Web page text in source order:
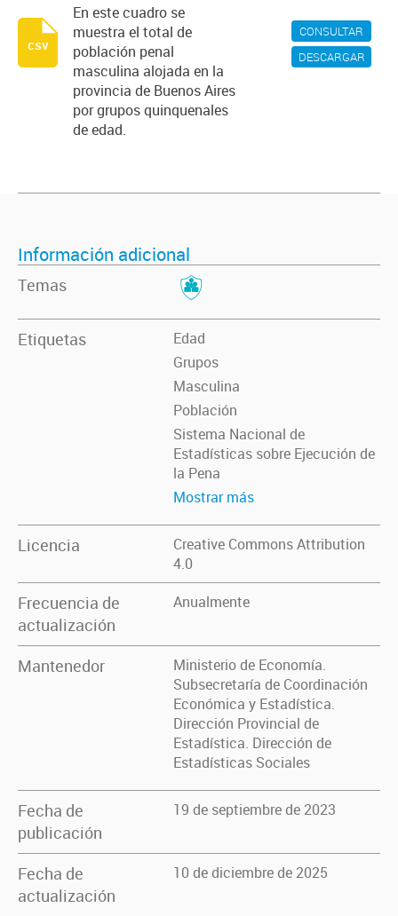
CONSULTAR
DESCARGAR
En este cuadro se
muestra el total de
población penal
masculina alojada en la
provincia de Buenos Aires
por grupos quinquenales
de edad.
csv
Información adicional
Temas
Etiquetas
Edad
Grupos
Masculina
Población
Sistema Nacional de
Estadísticas sobre Ejecución de
la Pena
Mostrar más
Licencia
Creative Commons Attribution
4.0
Frecuencia de
actualización
Anualmente
Mantenedor
Ministerio de Economía.
Subsecretaría de Coordinación
Económica y Estadística.
Dirección Provincial de
Estadística. Dirección de
Estadísticas Sociales
Fecha de
publicación
19 de septiembre de 2023
Fecha de
actualización
10 de diciembre de 2025